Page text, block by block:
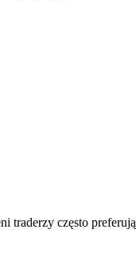
traderzy często preferują